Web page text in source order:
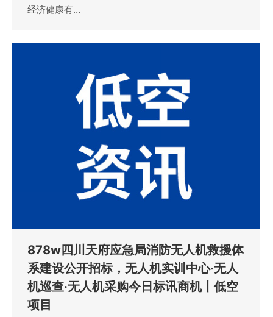
经济健康有…
878w四川天府应急局消防无人机救援体
系建设公开招标，无人机实训中心·无人
机巡查·无人机采购今日标讯商机丨低空
项目